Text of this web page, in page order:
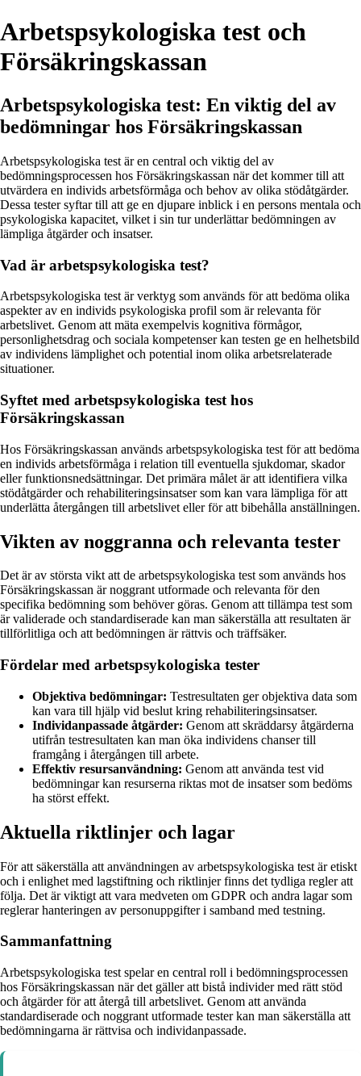
Arbetspsykologiska test och
Försäkringskassan
Arbetspsykologiska test: En viktig del av
bedömningar hos Försäkringskassan
Arbetspsykologiska test är en central och viktig del av
bedömningsprocessen hos Försäkringskassan när det kommer till att
utvärdera en individs arbetsförmåga och behov av olika stödåtgärder.
Dessa tester syftar till att ge en djupare inblick i en persons mentala och
psykologiska kapacitet, vilket i sin tur underlättar bedömningen av
lämpliga åtgärder och insatser.
Vad är arbetspsykologiska test?
Arbetspsykologiska test är verktyg som används för att bedöma olika
aspekter av en individs psykologiska profil som är relevanta för
arbetslivet. Genom att mäta exempelvis kognitiva förmågor,
personlighetsdrag och sociala kompetenser kan testen ge en helhetsbild
av individens lämplighet och potential inom olika arbetsrelaterade
situationer.
Syftet med arbetspsykologiska test hos
Försäkringskassan
Hos Försäkringskassan används arbetspsykologiska test för att bedöma
en individs arbetsförmåga i relation till eventuella sjukdomar, skador
eller funktionsnedsättningar. Det primära målet är att identifiera vilka
stödåtgärder och rehabiliteringsinsatser som kan vara lämpliga för att
underlätta återgången till arbetslivet eller för att bibehålla anställningen.
Vikten av noggranna och relevanta tester
Det är av största vikt att de arbetspsykologiska test som används hos
Försäkringskassan är noggrant utformade och relevanta för den
specifika bedömning som behöver göras. Genom att tillämpa test som
är validerade och standardiserade kan man säkerställa att resultaten är
tillförlitliga och att bedömningen är rättvis och träffsäker.
Fördelar med arbetspsykologiska tester
Objektiva bedömningar: Testresultaten ger objektiva data som
kan vara till hjälp vid beslut kring rehabiliteringsinsatser.
Individanpassade åtgärder: Genom att skräddarsy åtgärderna
utifrån testresultaten kan man öka individens chanser till
framgång i återgången till arbete.
Effektiv resursanvändning: Genom att använda test vid
bedömningar kan resurserna riktas mot de insatser som bedöms
ha störst effekt.
Aktuella riktlinjer och lagar
För att säkerställa att användningen av arbetspsykologiska test är etiskt
och i enlighet med lagstiftning och riktlinjer finns det tydliga regler att
följa. Det är viktigt att vara medveten om GDPR och andra lagar som
reglerar hanteringen av personuppgifter i samband med testning.
Sammanfattning
Arbetspsykologiska test spelar en central roll i bedömningsprocessen
hos Försäkringskassan när det gäller att bistå individer med rätt stöd
och åtgärder för att återgå till arbetslivet. Genom att använda
standardiserade och noggrant utformade tester kan man säkerställa att
bedömningarna är rättvisa och individanpassade.